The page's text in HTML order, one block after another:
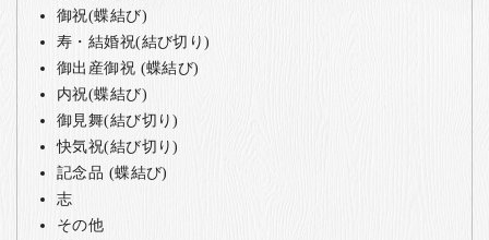
御祝(蝶結び)
寿・結婚祝(結び切り)
御出産御祝 (蝶結び)
内祝(蝶結び)
御見舞(結び切り)
快気祝(結び切り)
記念品 (蝶結び)
志
その他